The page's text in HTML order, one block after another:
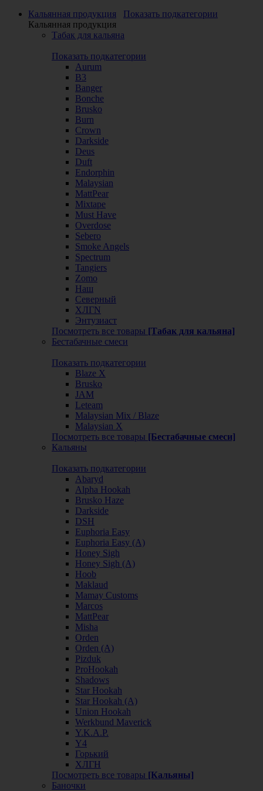
Кальянная продукция
Показать подкатегории
Кальянная продукция
Табак для кальяна
Показать подкатегории
Aurum
B3
Banger
Bonche
Brusko
Burn
Crown
Darkside
Deus
Duft
Endorphin
Malaysian
MattPear
Mixtape
Must Have
Overdose
Sebero
Smoke Angels
Spectrum
Tangiers
Zomo
Наш
Северный
ХЛГN
Энтузиаст
Посмотреть все товары [Табак для кальяна]
Бестабачные смеси
Показать подкатегории
Blaze X
Brusko
JAM
Leteam
Malaysian Mix / Blaze
Malaysian X
Посмотреть все товары [Бестабачные смеси]
Кальяны
Показать подкатегории
Abaryd
Alpha Hookah
Brusko Haze
Darkside
DSH
Euphoria Easy
Euphoria Easy (А)
Honey Sigh
Honey Sigh (А)
Hoob
Maklaud
Mamay Customs
Marcos
MattPear
Misha
Orden
Orden (А)
Pizduk
ProHookah
Shadows
Star Hookah
Star Hookah (А)
Union Hookah
Werkbund Maverick
Y.K.A.P.
Y4
Горький
ХЛГН
Посмотреть все товары [Кальяны]
Баночки